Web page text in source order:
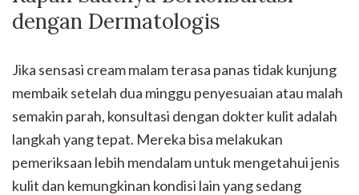
dengan Dermatologis
Jika sensasi cream malam terasa panas tidak kunjung
membaik setelah dua minggu penyesuaian atau malah
semakin parah, konsultasi dengan dokter kulit adalah
langkah yang tepat. Mereka bisa melakukan
pemeriksaan lebih mendalam untuk mengetahui jenis
kulit dan kemungkinan kondisi lain yang sedang